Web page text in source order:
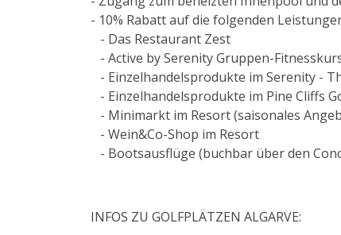
- 10% Rabatt auf die folgenden
- Das Restaurant Zest
- Active by Serenity Gruppen-
- Einzelhandelsprodukte im Serenity -
- Einzelhandelsprodukte im Pine Cliffs
- Minimarkt im Resort (saisonales
- Wein&Co-Shop im Resort
- Bootsausflüge (buchbar über den
INFOS ZU GOLFPLÄTZEN ALGARVE: